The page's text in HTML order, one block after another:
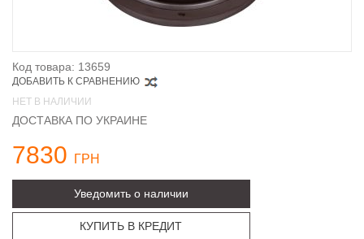
Код товара: 13659
ДОБАВИТЬ К СРАВНЕНИЮ
НЕТ В НАЛИЧИИ
ДОСТАВКА ПО УКРАИНЕ
7830 ГРН
Уведомить о наличии
КУПИТЬ В КРЕДИТ